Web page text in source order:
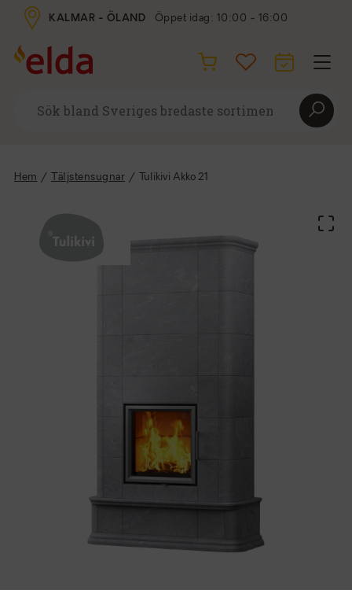
KALMAR - ÖLAND Öppet idag: 10:00 - 16:00
Hem / Täljstensugnar / Tulikivi Akko 21